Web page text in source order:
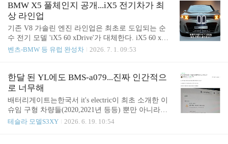
로 차를 산다는 거…지금에야 수리 해 주겠지만단종
된 차 배터리가 과연… 흐음???https://youtu.be/lPCefrJ
ZBKQ?si=dOCtV0XvQPnbgOto FSD Lite도 풀리고, 배
터리도 고장나고… (모델X 5개월 타본 리얼 후기)촬
영일(7월 1일)에 1-2개월 이내에 대한민국에 FSD lite
가 풀리지 않을까 하는 내용으로 촬영을 했는데, 업
이 영상에 대한 입장 한 번 듣고 싶네…내가 과장된..
BMW X5 풀체인지 공개...iX5 전기차가 최
상 라인업
기존 V8 가솔린 엔진 라인업은 최초로 도입되는 순
수 전기 모델 'iX5 60 xDrive'가 대체한다. iX5 60 xDri
ve는 전륜과 후륜에 각각 모터를 배치해 합산 총 출
P) 방식의 144㎾h 배터리를 얹었으며, 1회 충전 시 최
장 435마일(약 700㎞, 자체 측정 기준)의 주행거리를
목표로 한다. 800V 고전압 아키텍처를 기반으로 최
대 460㎾ 급속 충전을 지원해 배터리 10%에서 80%
까지 22분 만에 충전할 수 있다.https://www.mobilityp
ost.co.kr/news/articleView.html?idxno=3871 X5 신형이
벤츠-BMW 등 유럽 완성차 2026. 7. 1. 09:53
한달 된 YL에도 BMS-a079...진짜 인간적으
로 너무해
배터리게이트는한국서 it's electric이 최초 소개한 이
슈임 구형 차량들(2020,2021년 등등) 뿐만 아니라최
신 인도된 2024,2025년 차량도 펑펑 터지는데 https://
테슬라 모델S3XY 2026. 6. 19. 10:54